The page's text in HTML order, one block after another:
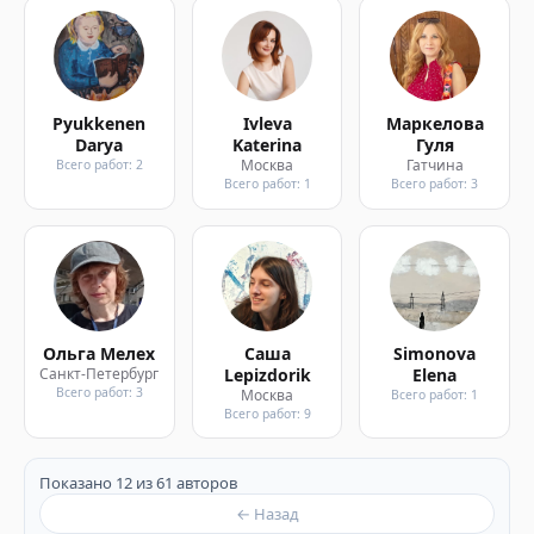
Pyukkenen
Darya
Всего работ: 2
Ivleva
Katerina
Москва
Всего работ: 1
Маркелова
Гуля
Гатчина
Всего работ: 3
Ольга Мелех
Санкт-Петербург
Всего работ: 3
Саша
Lepizdorik
Москва
Всего работ: 9
Simonova
Elena
Всего работ: 1
Показано 12 из 61 авторов
← Назад